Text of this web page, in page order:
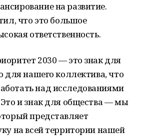
на развитие.
что это большое
ответственность.
2030 — это знак для
для нашего коллектива, что
над исследованиями
и знак для общества — мы
представляет
на всей территории нашей